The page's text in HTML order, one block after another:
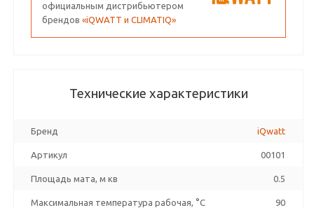
официальным дистрибьютером
брендов«iQWATT и CLIMATIQ»
Технические характеристики
Бренд iQwatt
Артикул 00101
Площадь мата, м кв 0.5
Максимальная температура рабочая, °C 90